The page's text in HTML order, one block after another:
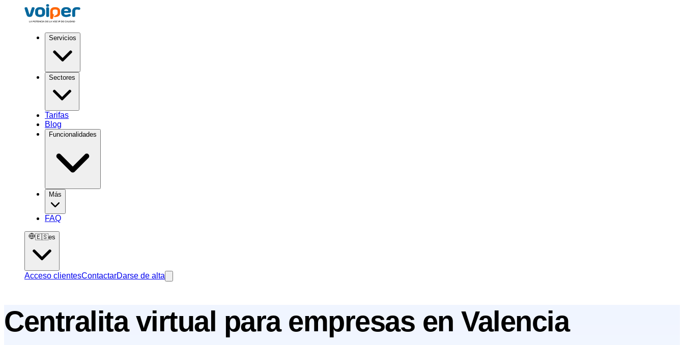
Servicios
Sectores
Tarifas
Blog
Funcionalidades
Más
FAQ
🇪🇸es
Acceso clientesContactarDarse de alta
Centralita virtual para empresas en Valencia